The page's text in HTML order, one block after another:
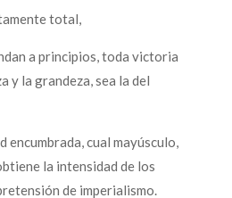
total,
a principios, toda victoria
y la grandeza, sea la del
encumbrada, cual mayúsculo,
la intensidad de los
de imperialismo.